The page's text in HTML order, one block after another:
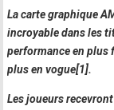
La carte graphique
incroyable dans les
performance en plus
plus en vogue[1].
Les joueurs